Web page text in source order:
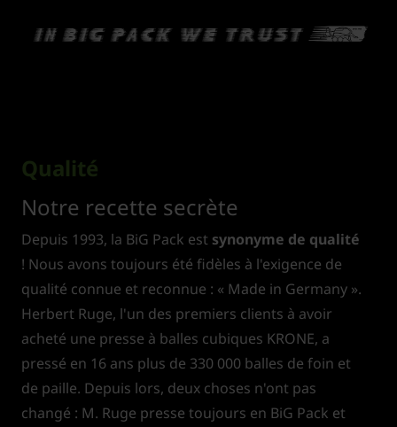
Qualité
Notre recette secrète
Depuis 1993, la BiG Pack est synonyme de qualité
! Nous avons toujours été fidèles à l'exigence de
qualité connue et reconnue : « Made in Germany ».
Herbert Ruge, l'un des premiers clients à avoir
acheté une presse à balles cubiques KRONE, a
pressé en 16 ans plus de 330 000 balles de foin et
de paille. Depuis lors, deux choses n'ont pas
changé : M. Ruge presse toujours en BiG Pack et